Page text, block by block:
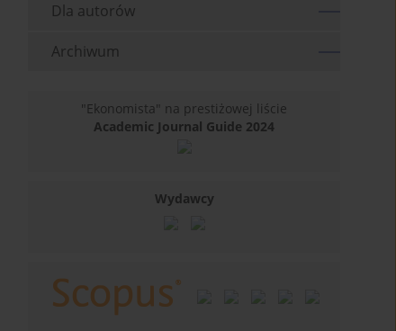
Dla autorów
Archiwum
"Ekonomista" na prestiżowej liście
Academic Journal Guide 2024
Wydawcy